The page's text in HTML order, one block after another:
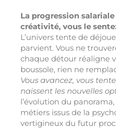
La progression
créativité, vous le
L’univers tente de
parvient. Vous ne
chaque détour réaligne
boussole, rien ne
Vous avancez, vous
naissent les nouvelles
l’évolution du
métiers issus de la
vertigineux du futur